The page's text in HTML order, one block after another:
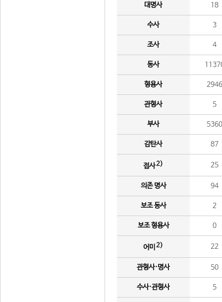
대명사 18
수사 3
조사 4
동사
형용사 2946
관형사 5
부사 5360
감탄사 87
접사2) 25
의존 명사 94
보조 동사 2
보조 형용사 0
어미 2) 22
관형사·명사 50
수사·관형사 5